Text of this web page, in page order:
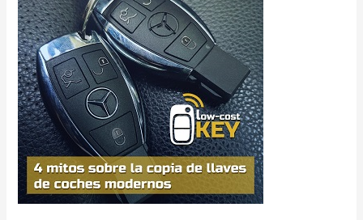
SOBRE
LA
COPIA
DE
LLAVES
DE
COCHES
MODERNOS